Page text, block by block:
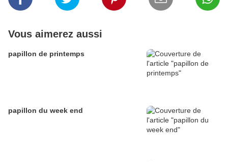
Vous aimerez aussi
papillon de printemps
papillon du week end